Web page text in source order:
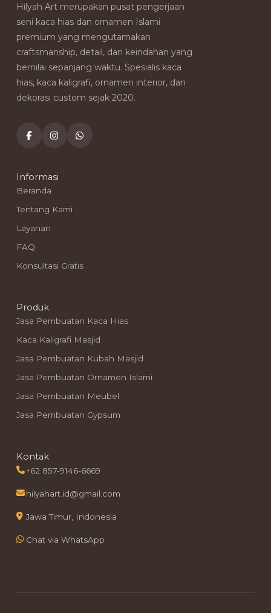
Hilyah Art merupakan pusat pengerjaan
seni kaca hias dan ornamen Islami
premium yang mengutamakan
craftsmanship, detail, dan keindahan yang
bernilai sepanjang waktu. Spesialis kaca
hias, kaca kaligrafi, ornamen interior, dan
dekorasi custom sejak 2020.
Informasi
Beranda
Tentang Kami
Layanan
FAQ
Konsultasi Gratis
Produk
Jasa Pembuatan Kaca Hias
Kaca Kaligrafi Masjid
Jasa Pembuatan Kubah Masjid
Jasa Pembuatan Ornamen Islami
Jasa Pembuatan Meubel
Jasa Pembuatan Gypsum
Kontak
+62 857-9146-6669
hilyahart.id@gmail.com
Jawa Timur, Indonesia
Chat via WhatsApp